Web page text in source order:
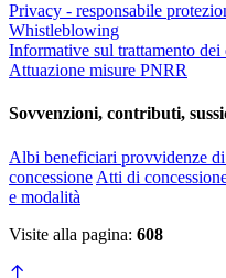
Privacy - responsabile
Whistleblowing
Informative sul trattamento dei
Attuazione misure PNRR
Sovvenzioni, contributi,
Albi beneficiari provvidenze di
concessione Atti di
e modalità
Visite alla pagina: 608